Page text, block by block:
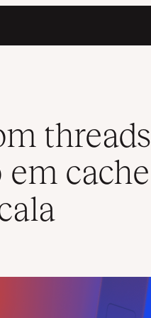
desempenho em escala
threads
em cache